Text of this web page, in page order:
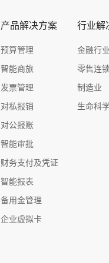
产品解决方案
预算管理
智能商旅
发票管理
对私报销
对公报账
智能审批
财务支付及凭证
智能报表
备用金管理
企业虚拟卡
行业解
金融行业
零售连锁
制造业
生命科